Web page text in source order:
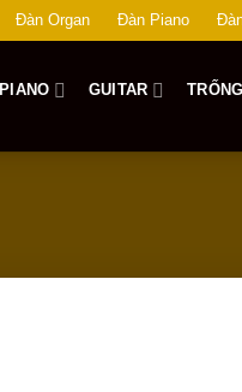
Đàn Organ Đàn Piano
PIANO GUITAR